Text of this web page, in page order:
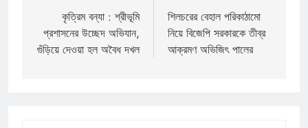
navigation
কৃত্রিম বন্যা : শ্রীভূমি
প্রশাসনের উচ্ছেদ অভিযান,
গুঁড়িয়ে দেওয়া হল অবৈধ দখল
শিলচরের বেহাল পরিকাঠামো
নিয়ে বিজেপি সরকারকে তীব্র
আক্রমণ অভিজিৎ পালের